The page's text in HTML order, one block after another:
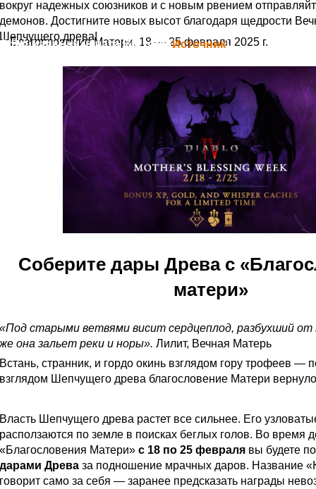
вокруг надежных союзников и с новым рвением
демонов. Достигните новых высот благодаря щедрости
Шепчущего древа!
Благословение Матери, 18 — 25 февраля 2025 г.
Официальная цитата Blizzard (Источник)
Соберите дары Древа с
матери»
«Под старыми ветвями висит сердцеплод, разбухший
же она зальет реки и норы». Лилит, Вечная Матерь
Встань, странник, и гордо окинь взглядом гору трофеев —
взглядом Шепчущего древа благословение Матери
Власть Шепчущего древа растет все сильнее. Его
расползаются по земле в поисках беглых голов. Во время
«Благословения Матери» с 18 по 25 февраля вы будете
дарами Древа за подношение мрачных даров. Название
говорит само за себя — заранее предсказать награды